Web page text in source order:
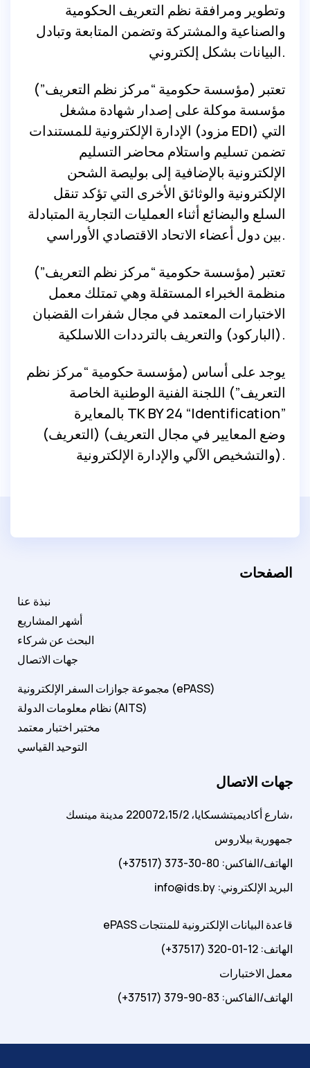
وتطوير ومرافقة نظم التعريف الحكومية
والصناعية والمشتركة وتضمن المتابعة وتبادل
البيانات بشكل إلكتروني.
تعتبر (مؤسسة حكومية “مركز نظم التعريف”)
مؤسسة موكلة على إصدار شهادة مشغل
الإدارة الإلكترونية للمستندات (مزود EDI) التي
تضمن تسليم واستلام محاضر التسليم
الإلكترونية بالإضافية إلى بوليصة الشحن
الإلكترونية والوثائق الأخرى التي تؤكد تنقل
السلع والبضائع أثناء العمليات التجارية المتبادلة
بين دول أعضاء الاتحاد الاقتصادي الأوراسي.
تعتبر (مؤسسة حكومية “مركز نظم التعريف”)
منظمة الخبراء المستقلة وهي تمتلك معمل
الاختبارات المعتمد في مجال شفرات القضبان
(الباركود) والتعريف بالترددات اللاسلكية.
يوجد على أساس (مؤسسة حكومية “مركز نظم
التعريف”) اللجنة الفنية الوطنية الخاصة
بالمعايرة ТК BY 24 “Identification”
(التعريف) (وضع المعايير في مجال التعريف
والتشخيص الآلي والإدارة الإلكترونية).
الصفحات
نبذة عنا
أشهر المشاريع
البحث عن شركاء
جهات الاتصال
مجموعة جوازات السفر الإلكترونية (ePASS)
نظام معلومات الدولة (AITS)
مختبر اختبار معتمد
التوحيد القياسي
جهات الاتصال
شارع أكاديميتشسكايا، 220072،15/2 مدينة مينسك،
جمهورية بيلاروس
الهاتف/الفاكس: 80-30-373 (37517+)
info@ids.by :البريد الإلكتروني
ePASS قاعدة البيانات الإلكترونية للمنتجات
الهاتف: 12-01-320 (37517+)
معمل الاختبارات
الهاتف/الفاكس: 83-90-379 (37517+)